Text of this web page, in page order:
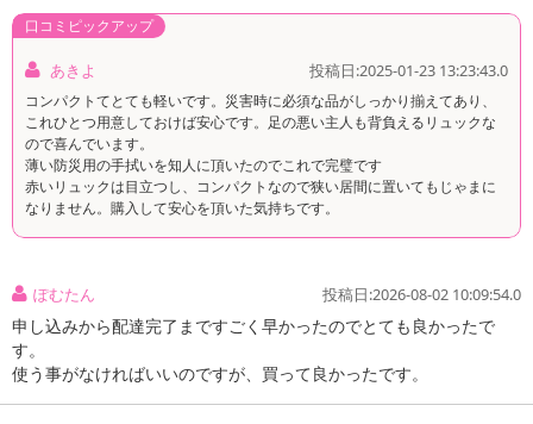
口コミピックアップ
あきよ 投稿日:2025-01-23 13:23:43.0
コンパクトてとても軽いです。災害時に必須な品がしっかり揃えてあり、
これひとつ用意しておけば安心です。足の悪い主人も背負えるリュックな
ので喜んでいます。
薄い防災用の手拭いを知人に頂いたのでこれで完璧です
赤いリュックは目立つし、コンパクトなので狭い居間に置いてもじゃまに
なりません。購入して安心を頂いた気持ちです。
ぽむたん 投稿日:2026-08-02 10:09:54.0
申し込みから配達完了まですごく早かったのでとても良かったで
す。
使う事がなければいいのですが、買って良かったです。